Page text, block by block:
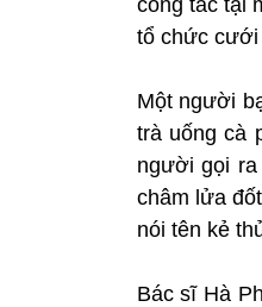
tổ chức cưới
Một người
trà uống cà
người gọi
châm lửa
nói tên kẻ
Bác sĩ Hà